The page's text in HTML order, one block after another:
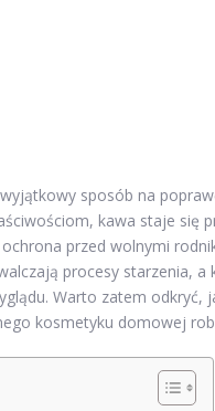
sposób na
kawa staje się
przed wolnymi
procesy starzenia,
Warto zatem odkryć,
kosmetyku domowej